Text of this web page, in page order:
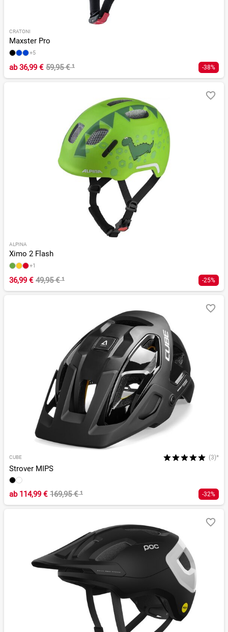
CRATONI
Maxster Pro
+5
ab36,99 € 59,95 €¹ -38%
ALPINA
Ximo 2 Flash
+1
36,99 € 49,95 €¹ -25%
CUBE (3)*
Strover MIPS
ab114,99 € 169,95 €¹ -32%